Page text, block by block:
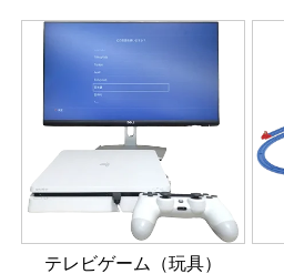
テレビゲーム（玩具）